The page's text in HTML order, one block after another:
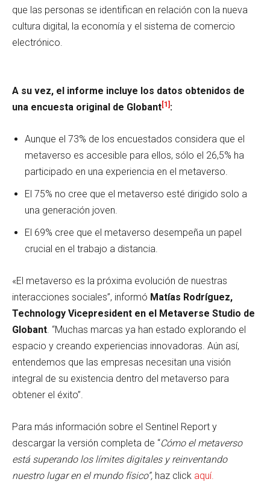
que las personas se identifican en relación con la nueva
cultura digital, la economía y el sistema de comercio
electrónico.
A su vez, el informe incluye los datos obtenidos de
una encuesta original de Globant[1] :
Aunque el 73% de los encuestados considera que el
metaverso es accesible para ellos, sólo el 26,5% ha
participado en una experiencia en el metaverso.
El 75% no cree que el metaverso esté dirigido solo a
una generación joven.
El 69% cree que el metaverso desempeña un papel
crucial en el trabajo a distancia.
«El metaverso es la próxima evolución de nuestras
interacciones sociales”, informó Matías Rodríguez,
Technology Vicepresident en el Metaverse Studio de
Globant . “Muchas marcas ya han estado explorando el
espacio y creando experiencias innovadoras. Aún así,
entendemos que las empresas necesitan una visión
integral de su existencia dentro del metaverso para
obtener el éxito”.
Para más información sobre el Sentinel Report y
descargar la versión completa de “Cómo el metaverso
está superando los límites digitales y reinventando
nuestro lugar en el mundo físico”, haz click aquí.